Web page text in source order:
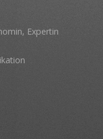
Expertin